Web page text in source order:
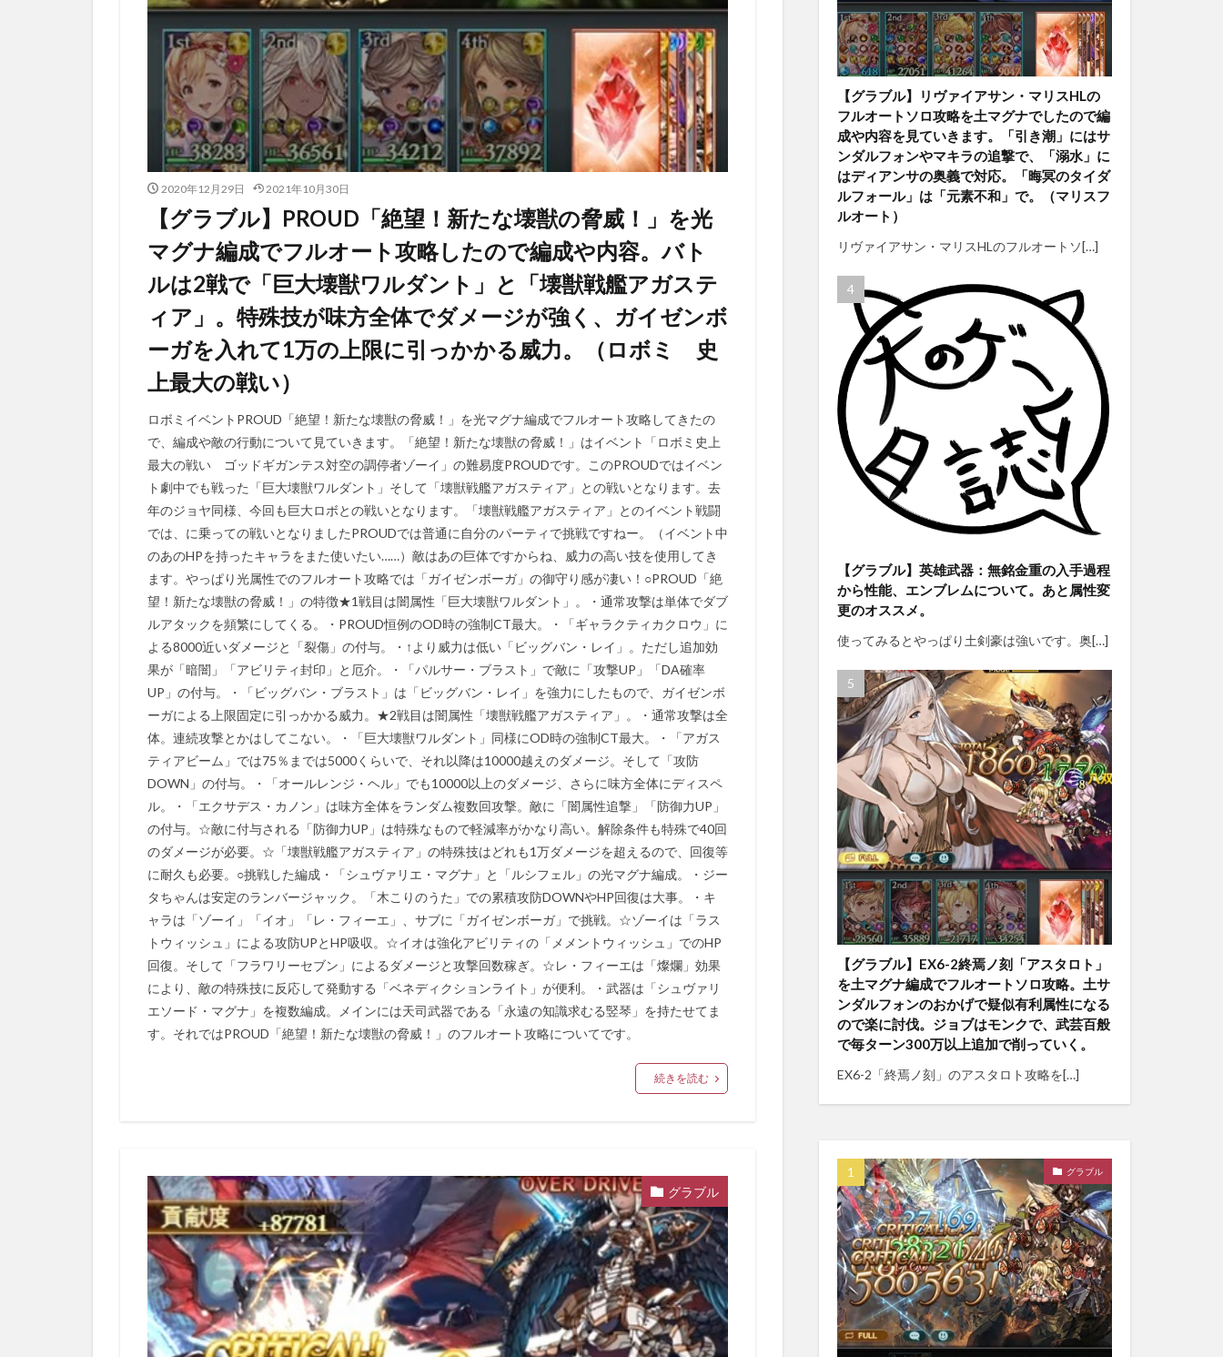
2020年12月29日 2021年10月30日
【グラブル】PROUD「絶望！新たな壊獣の脅威！」を光
マグナ編成でフルオート攻略したので編成や内容。バト
ルは2戦で「巨大壊獣ワルダント」と「壊獣戦艦アガステ
ィア」。特殊技が味方全体でダメージが強く、ガイゼンボ
ーガを入れて1万の上限に引っかかる威力。（ロボミ 史
上最大の戦い）
ロボミイベントPROUD「絶望！新たな壊獣の脅威！」を光マグナ編成でフルオート攻略してきたの
で、編成や敵の行動について見ていきます。「絶望！新たな壊獣の脅威！」はイベント「ロボミ史上
最大の戦い ゴッドギガンテス対空の調停者ゾーイ」の難易度PROUDです。このPROUDではイベン
ト劇中でも戦った「巨大壊獣ワルダント」そして「壊獣戦艦アガスティア」との戦いとなります。去
年のジョヤ同様、今回も巨大ロボとの戦いとなります。「壊獣戦艦アガスティア」とのイベント戦闘
では、に乗っての戦いとなりましたPROUDでは普通に自分のパーティで挑戦ですねー。（イベント中
のあのHPを持ったキャラをまた使いたい……）敵はあの巨体ですからね、威力の高い技を使用してき
ます。やっぱり光属性でのフルオート攻略では「ガイゼンボーガ」の御守り感が凄い！○PROUD「絶
望！新たな壊獣の脅威！」の特徴★1戦目は闇属性「巨大壊獣ワルダント」。・通常攻撃は単体でダブ
ルアタックを頻繁にしてくる。・PROUD恒例のOD時の強制CT最大。・「ギャラクティカクロウ」に
よる8000近いダメージと「裂傷」の付与。・↑より威力は低い「ビッグバン・レイ」。ただし追加効
果が「暗闇」「アビリティ封印」と厄介。・「パルサー・ブラスト」で敵に「攻撃UP」「DA確率
UP」の付与。・「ビッグバン・ブラスト」は「ビッグバン・レイ」を強力にしたもので、ガイゼンボ
ーガによる上限固定に引っかかる威力。★2戦目は闇属性「壊獣戦艦アガスティア」。・通常攻撃は全
体。連続攻撃とかはしてこない。・「巨大壊獣ワルダント」同様にOD時の強制CT最大。・「アガス
ティアビーム」では75％までは5000くらいで、それ以降は10000越えのダメージ。そして「攻防
DOWN」の付与。・「オールレンジ・ヘル」でも10000以上のダメージ、さらに味方全体にディスペ
ル。・「エクサデス・カノン」は味方全体をランダム複数回攻撃。敵に「闇属性追撃」「防御力UP」
の付与。☆敵に付与される「防御力UP」は特殊なもので軽減率がかなり高い。解除条件も特殊で40回
のダメージが必要。☆「壊獣戦艦アガスティア」の特殊技はどれも1万ダメージを超えるので、回復等
に耐久も必要。○挑戦した編成・「シュヴァリエ・マグナ」と「ルシフェル」の光マグナ編成。・ジー
タちゃんは安定のランバージャック。「木こりのうた」での累積攻防DOWNやHP回復は大事。・キ
ャラは「ゾーイ」「イオ」「レ・フィーエ」、サブに「ガイゼンボーガ」で挑戦。☆ゾーイは「ラス
トウィッシュ」による攻防UPとHP吸収。☆イオは強化アビリティの「メメントウィッシュ」でのHP
回復。そして「フラワリーセブン」によるダメージと攻撃回数稼ぎ。☆レ・フィーエは「燦爛」効果
により、敵の特殊技に反応して発動する「ベネディクションライト」が便利。・武器は「シュヴァリ
エソード・マグナ」を複数編成。メインには天司武器である「永遠の知識求むる竪琴」を持たせてま
す。それではPROUD「絶望！新たな壊獣の脅威！」のフルオート攻略についてです。
続きを読む
グラブル
【グラブル】リヴァイアサン・マリスHLの
フルオートソロ攻略を土マグナでしたので編
成や内容を見ていきます。「引き潮」にはサ
ンダルフォンやマキラの追撃で、「溺水」に
はディアンサの奥義で対応。「晦冥のタイダ
ルフォール」は「元素不和」で。（マリスフ
ルオート）
リヴァイアサン・マリスHLのフルオートソ[…]
【グラブル】英雄武器：無銘金重の入手過程
から性能、エンブレムについて。あと属性変
更のオススメ。
使ってみるとやっぱり土剣豪は強いです。奥[…]
【グラブル】EX6-2終焉ノ刻「アスタロト」
を土マグナ編成でフルオートソロ攻略。土サ
ンダルフォンのおかげで疑似有利属性になる
ので楽に討伐。ジョブはモンクで、武芸百般
で毎ターン300万以上追加で削っていく。
EX6-2「終焉ノ刻」のアスタロト攻略を[…]
グラブル